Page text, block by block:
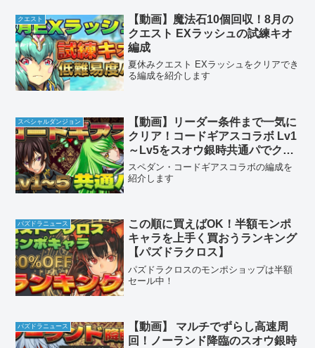
クエスト
【動画】魔法石10個回収！8月の
クエスト EXラッシュの試練キオ
編成
夏休みクエスト EXラッシュをクリアでき
る編成を紹介します
スペシャルダンジョン
【動画】リーダー条件まで一気に
クリア！コードギアスコラボ Lv1
～Lv5をスオウ銀時共通パでクリ
ア
スペダン・コードギアスコラボの編成を
紹介します
パズドラニュース
この順に買えばOK！半額モンポ
キャラを上手く買おうランキング
【パズドラクロス】
パズドラクロスのモンポショップは半額
セール中！
パズドラニュース
【動画】 マルチでずらし高速周
回！ノーランド降臨のスオウ銀時